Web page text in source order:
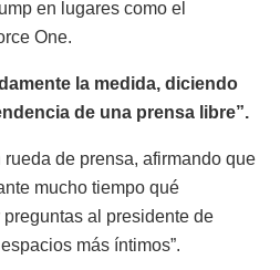
en lugares como el
One.
la medida, diciendo
de una prensa libre”.
de prensa, afirmando que
mucho tiempo qué
al presidente de
más íntimos”.